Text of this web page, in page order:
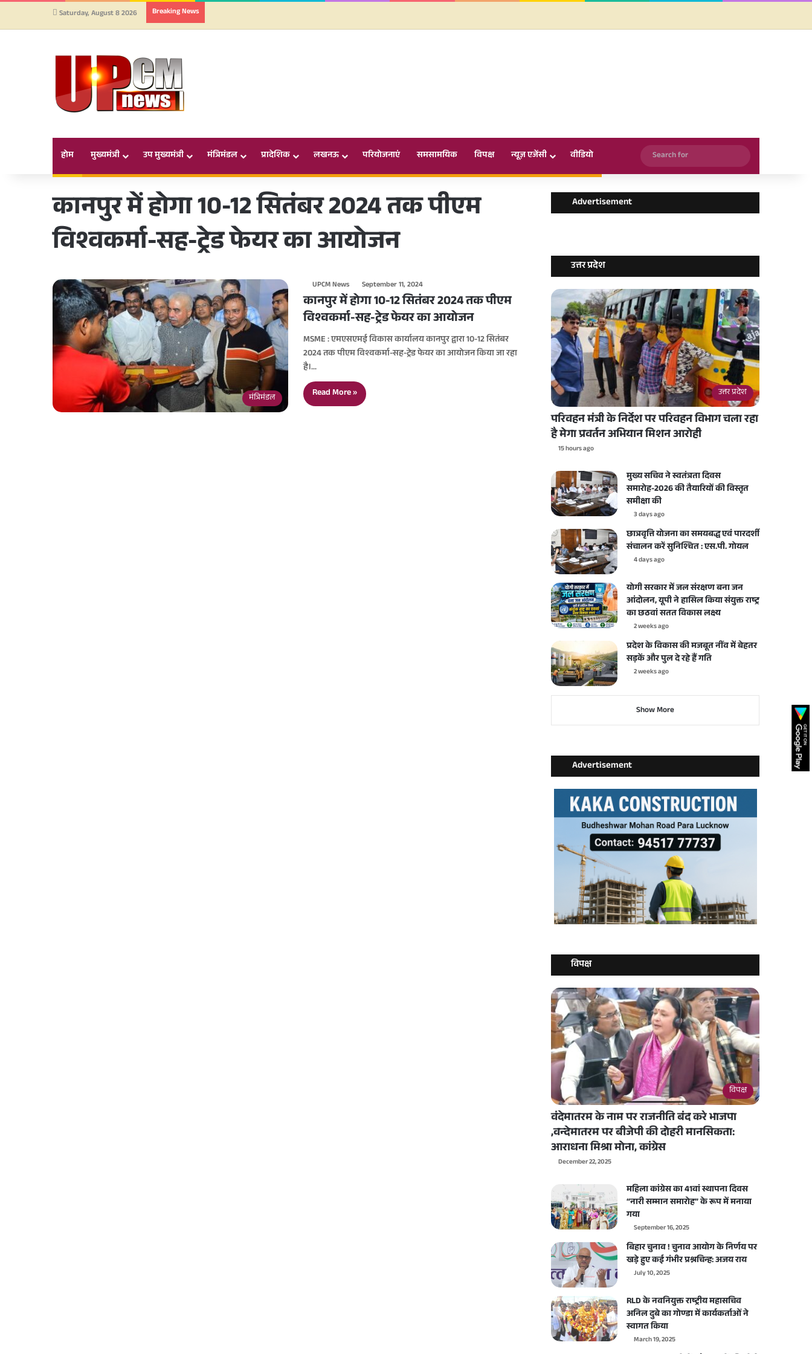
Saturday, August 8 2026 Breaking News
होम मुख्यमंत्री उप मुख्यमंत्री मंत्रिमंडल प्रादेशिक लखनऊ परियोजनाएं समसामयिक विपक्ष न्यूज़ एजेंसी वीडियो
Search
for
कानपुर में होगा 10-12 सितंबर 2024 तक पीएम
विश्वकर्मा-सह-ट्रेड फेयर का आयोजन
मंत्रिमंडल
UPCM News September 11, 2024
कानपुर में होगा 10-12 सितंबर 2024 तक पीएम
विश्वकर्मा-सह-ट्रेड फेयर का आयोजन
MSME : एमएसएमई विकास कार्यालय कानपुर द्वारा 10-12 सितंबर
2024 तक पीएम विश्वकर्मा-सह-ट्रेड फेयर का आयोजन किया जा रहा
है।…
Read More »
Advertisement
उत्तर प्रदेश
उत्तर प्रदेश
परिवहन मंत्री के निर्देश पर परिवहन विभाग चला रहा
है मेगा प्रवर्तन अभियान मिशन आरोही
15 hours ago
मुख्य सचिव ने स्वतंत्रता दिवस
समारोह-2026 की तैयारियों की विस्तृत
समीक्षा की
3 days ago
छात्रवृत्ति योजना का समयबद्ध एवं पारदर्शी
संचालन करें सुनिश्चित : एस.पी. गोयल
4 days ago
योगी सरकार में जल संरक्षण बना जन
आंदोलन, यूपी ने हासिल किया संयुक्त राष्ट्र
का छठवां सतत विकास लक्ष्य
2 weeks ago
प्रदेश के विकास की मजबूत नींव में बेहतर
सड़कें और पुल दे रहे हैं गति
2 weeks ago
Show More
Advertisement
विपक्ष
विपक्ष
वंदेमातरम के नाम पर राजनीति बंद करे भाजपा
,वन्देमातरम पर बीजेपी की दोहरी मानसिकता:
आराधना मिश्रा मोना, कांग्रेस
December 22, 2025
महिला कांग्रेस का 41वां स्थापना दिवस
“नारी सम्मान समारोह” के रूप में मनाया
गया
September 16, 2025
बिहार चुनाव ! चुनाव आयोग के निर्णय पर
खड़े हुए कई गंभीर प्रश्नचिन्ह: अजय राय
July 10, 2025
RLD के नवनियुक्त राष्ट्रीय महासचिव
अनिल दुबे का गोण्डा में कार्यकर्ताओं ने
स्वागत किया
March 19, 2025